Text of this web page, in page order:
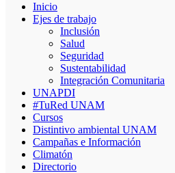
Inicio
Ejes de trabajo
Inclusión
Salud
Seguridad
Sustentabilidad
Integración Comunitaria
UNAPDI
#TuRed UNAM
Cursos
Distintivo ambiental UNAM
Campañas e Información
Climatón
Directorio